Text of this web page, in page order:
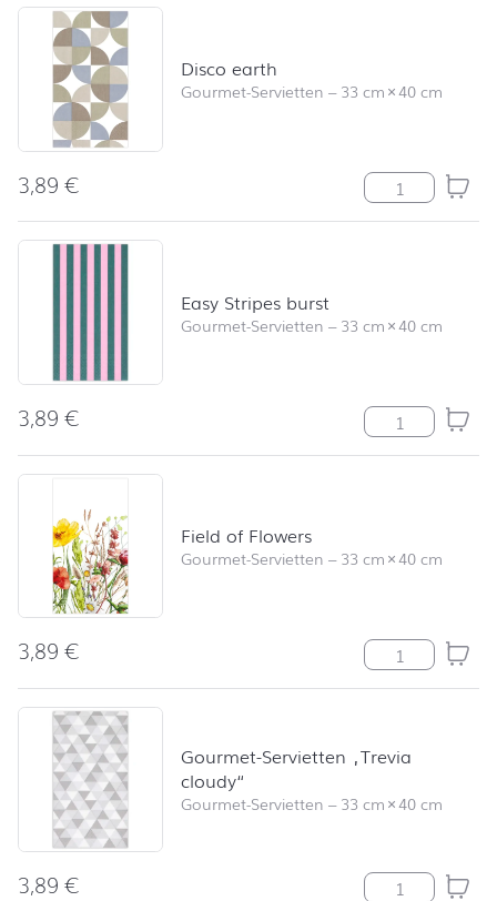
Disco earth
Gourmet-Servietten –33 cm×40 cm
3,89€ Disco earth
Easy Stripes burst
Gourmet-Servietten –33 cm×40 cm
3,89€ Easy Stripes
Field of Flowers
Gourmet-Servietten –33 cm×40 cm
3,89€ Field of
Gourmet-Servietten „Trevia
cloudy“
Gourmet-Servietten –33 cm×40 cm
3,89€ Gourmet-